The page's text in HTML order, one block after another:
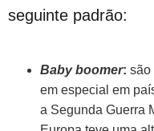
seguinte padrão:
Baby boomer: são
em especial em
a Segunda Guerra